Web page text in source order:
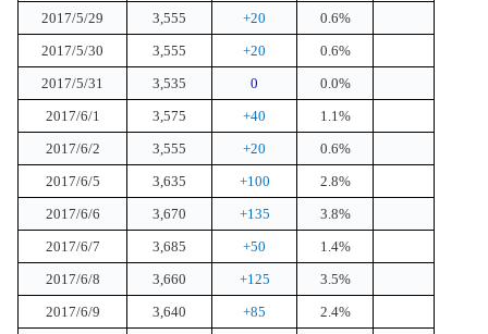
2017/5/29 3,555 +20
0.6%
2017/5/30
3,555 +20
0.6%
2017/5/31
3,535 0
0.0%
2017/6/1
3,575 +40
1.1%
2017/6/2
3,555 +20
0.6%
2017/6/5
3,635 +100
2.8%
2017/6/6
3,670 +135
3.8%
2017/6/7
3,685 +50
1.4%
2017/6/8
3,660 +125
3.5%
2017/6/9
3,640 +85
2.4%